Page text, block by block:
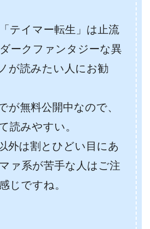
テイマー転生」は止流
ークファンタジーな異
が読みたい人にお勧
が無料公開中なので、
読みやすい。
外は割とひどい目にあ
ァ系が苦手な人はご注
じですね。